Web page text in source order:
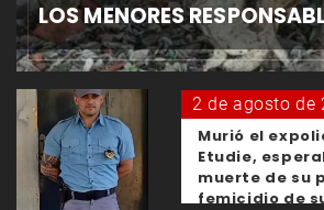
LOS MENORES
2 de agosto de
Murió el
Etudie,
muerte de su
femicidio de